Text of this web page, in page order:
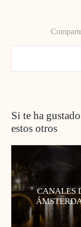
Si te ha
estos otros
CANALES